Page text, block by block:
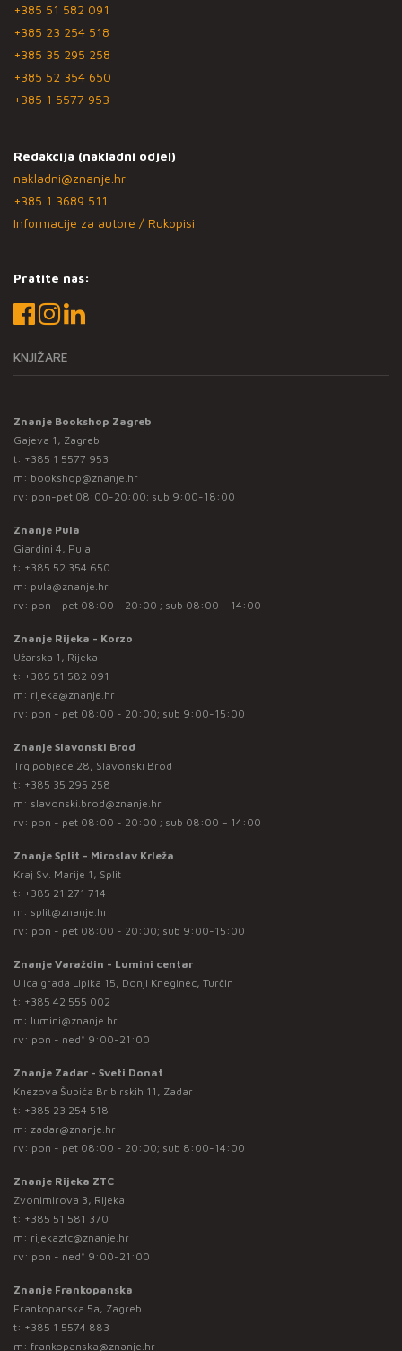
+385 51 582 091
+385 23 254 518
+385 35 295 258
+385 52 354 650
+385 1 5577 953
Redakcija (nakladni odjel)
nakladni@znanje.hr
+385 1 3689 511
Informacije za autore / Rukopisi
Pratite nas:
KNJIŽARE
Znanje Bookshop Zagreb
Gajeva 1, Zagreb
t: +385 1 5577 953
m: bookshop@znanje.hr
rv: pon-pet 08:00-20:00; sub 9:00-18:00
Znanje Pula
Giardini 4, Pula
t: +385 52 354 650
m: pula@znanje.hr
rv: pon - pet 08:00 - 20:00 ; sub 08:00 – 14:00
Znanje Rijeka - Korzo
Užarska 1, Rijeka
t: +385 51 582 091
m: rijeka@znanje.hr
rv: pon - pet 08:00 - 20:00; sub 9:00-15:00
Znanje Slavonski Brod
Trg pobjede 28, Slavonski Brod
t: +385 35 295 258
m: slavonski.brod@znanje.hr
rv: pon - pet 08:00 - 20:00 ; sub 08:00 – 14:00
Znanje Split - Miroslav Krleža
Kraj Sv. Marije 1, Split
t: +385 21 271 714
m: split@znanje.hr
rv: pon - pet 08:00 - 20:00; sub 9:00-15:00
Znanje Varaždin - Lumini centar
Ulica grada Lipika 15, Donji Kneginec, Turčin
t: +385 42 555 002
m: lumini@znanje.hr
rv: pon - ned* 9:00-21:00
Znanje Zadar - Sveti Donat
Knezova Šubića Bribirskih 11, Zadar
t: +385 23 254 518
m: zadar@znanje.hr
rv: pon - pet 08:00 - 20:00; sub 8:00-14:00
Znanje Rijeka ZTC
Zvonimirova 3, Rijeka
t: +385 51 581 370
m: rijekaztc@znanje.hr
rv: pon - ned* 9:00-21:00
Znanje Frankopanska
Frankopanska 5a, Zagreb
t: +385 1 5574 883
m: frankopanska@znanje.hr